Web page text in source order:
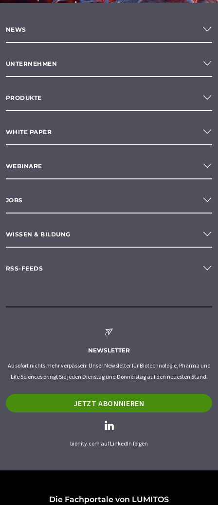
NEWS
UNTERNEHMEN
PRODUKTE
WHITE PAPER
WEBINARE
JOBS
WISSEN & BILDUNG
RSS-FEEDS
NEWSLETTER
Ab sofort nichts mehr verpassen: Unser Newsletter für Biotechnologie, Pharma und
Life Sciences bringt Sie jeden Dienstag und Donnerstag auf den neuesten Stand.
JETZT ABONNIEREN
bionity.com auf LinkedIn folgen
Die Fachportale von LUMITOS